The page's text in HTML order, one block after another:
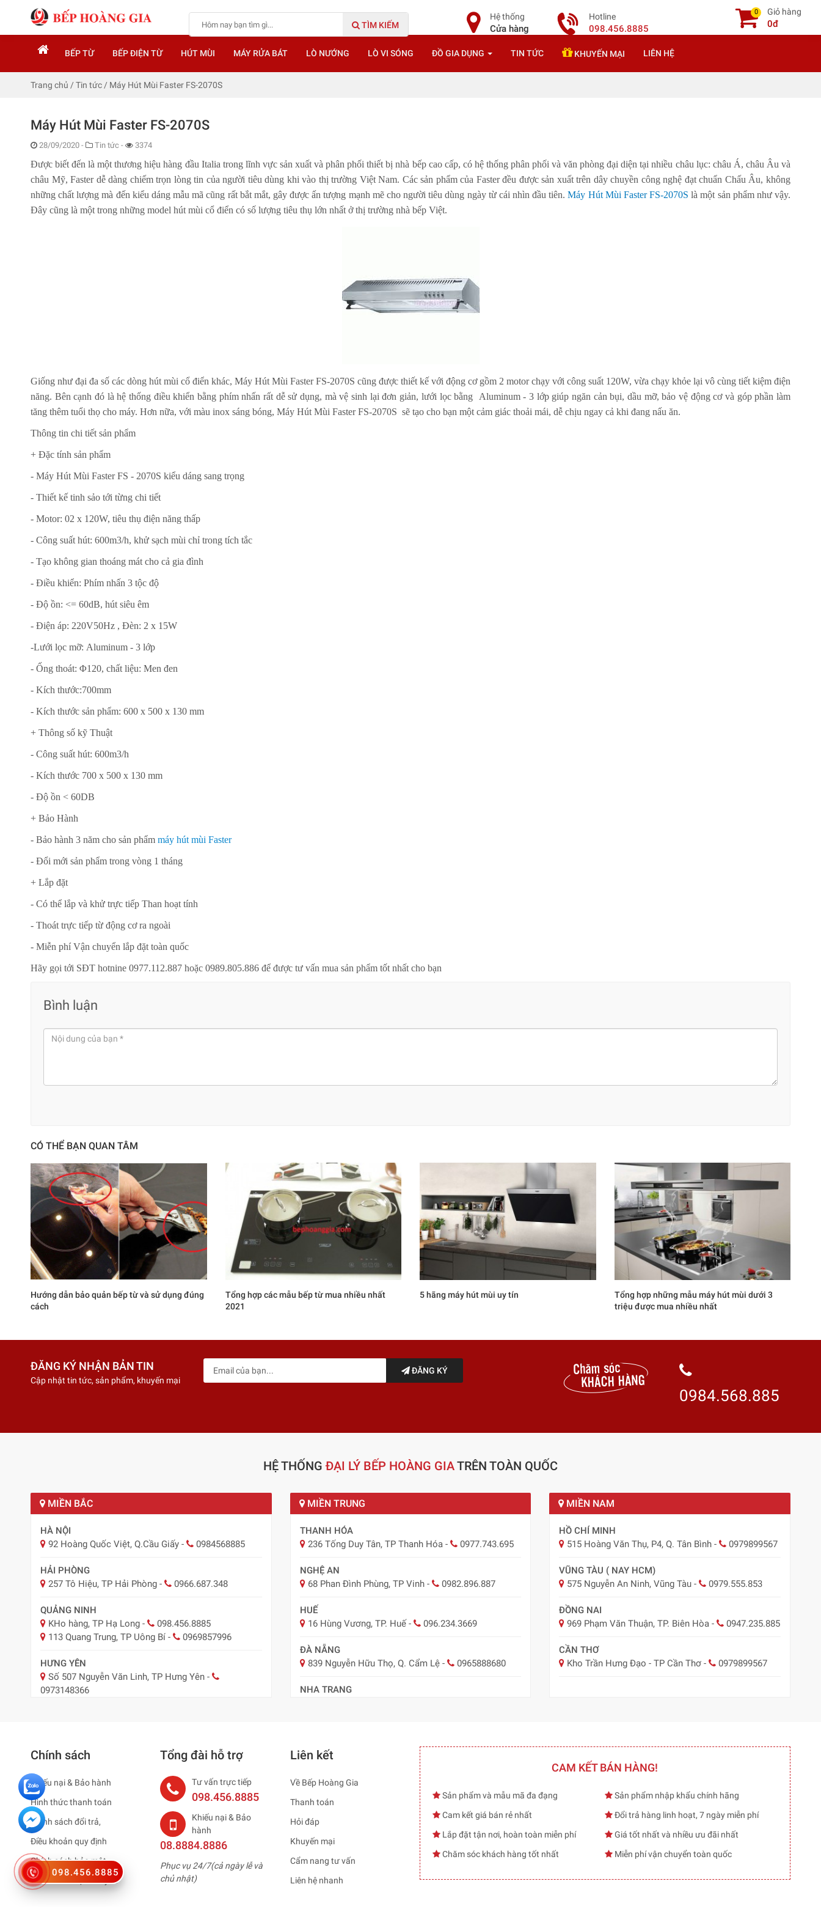
TÌM KIẾM
Hotline
098.456.8885
Hệ thống
Cửa hàng
0 Giỏ hàng
0đ
BẾP TỪ BẾP ĐIỆN TỪ HÚT MÙI MÁY RỬA BÁT LÒ NƯỚNG LÒ VI SÓNG ĐỒ GIA DỤNG TIN TỨC KHUYẾN MẠI LIÊN HỆ
Trang chủ /Tin tức / Máy Hút Mùi Faster FS-2070S
Máy Hút Mùi Faster FS-2070S
28/09/2020 - Tin tức - 3374
Được biết đến là một thương hiệu hàng đầu Italia trong lĩnh vực sản xuất và phân phối thiết bị nhà bếp cao cấp, có hệ thống phân phối và văn phòng đại diện tại nhiều châu lục: châu Á, châu Âu và
châu Mỹ, Faster dễ dàng chiếm trọn lòng tin của người tiêu dùng khi vào thị trường Việt Nam. Các sản phẩm của Faster đều được sản xuất trên dây chuyền công nghệ đạt chuẩn Chấu Âu, không
những chất lượng mà đến kiểu dáng mẫu mã cũng rất bắt mắt, gây được ấn tượng mạnh mẽ cho người tiêu dùng ngày từ cái nhìn đầu tiên. Máy Hút Mùi Faster FS-2070S là một sản phẩm như vậy.
Đây cũng là một trong những model hút mùi cổ điển có số lượng tiêu thụ lớn nhất ở thị trường nhà bếp Việt.
Giống như đại đa số các dòng hút mùi cổ điển khác, Máy Hút Mùi Faster FS-2070S cũng được thiết kế với động cơ gồm 2 motor chạy với công suất 120W, vừa chạy khỏe lại vô cùng tiết kiệm điện
năng. Bên cạnh đó là hệ thống điều khiển bằng phím nhấn rất dễ sử dụng, mà vệ sinh lại đơn giản, lưới lọc bằng Aluminum - 3 lớp giúp ngăn cản bụi, dầu mỡ, bảo vệ động cơ và góp phần làm
tăng thêm tuổi thọ cho máy. Hơn nữa, với màu inox sáng bóng, Máy Hút Mùi Faster FS-2070S sẽ tạo cho bạn một cảm giác thoải mái, dễ chịu ngay cả khi đang nấu ăn.
Thông tin chi tiết sản phẩm
+ Đặc tính sản phẩm
- Máy Hút Mùi Faster FS - 2070S kiểu dáng sang trọng
- Thiết kế tinh sảo tới từng chi tiết
- Motor: 02 x 120W, tiêu thụ điện năng thấp
- Công suất hút: 600m3/h, khử sạch mùi chỉ trong tích tắc
- Tạo không gian thoáng mát cho cả gia đình
- Điều khiển: Phím nhấn 3 tộc độ
- Độ ồn: <= 60dB, hút siêu êm
- Điện áp: 220V50Hz , Đèn: 2 x 15W
-Lưới lọc mỡ: Aluminum - 3 lớp
- Ống thoát: Φ120, chất liệu: Men đen
- Kích thước:700mm
- Kích thước sản phẩm: 600 x 500 x 130 mm
+ Thông số kỹ Thuật
- Công suất hút: 600m3/h
- Kích thước 700 x 500 x 130 mm
- Độ ồn < 60DB
+ Bảo Hành
- Bảo hành 3 năm cho sản phẩm máy hút mùi Faster
- Đổi mới sản phẩm trong vòng 1 tháng
+ Lắp đặt
- Có thể lắp và khử trực tiếp Than hoạt tính
- Thoát trực tiếp từ động cơ ra ngoài
- Miễn phí Vận chuyển lắp đặt toàn quốc
Hãy gọi tới SĐT hotnine 0977.112.887 hoặc 0989.805.886 để được tư vấn mua sản phẩm tốt nhất cho bạn
Bình luận
CÓ THỂ BẠN QUAN TÂM
Hướng dẫn bảo quản bếp từ và sử dụng đúng
cách
Tổng hợp các mẫu bếp từ mua nhiều nhất
2021
5 hãng máy hút mùi uy tín
Tổng hợp những mẫu máy hút mùi dưới 3
triệu được mua nhiều nhất
ĐĂNG KÝ NHẬN BẢN TIN
Cập nhật tin tức, sản phẩm, khuyến mại
ĐĂNG KÝ
0984.568.885
HỆ THỐNG ĐẠI LÝ BẾP HOÀNG GIATRÊN TOÀN QUỐC
MIỀN BẮC
HÀ NỘI
92 Hoàng Quốc Việt, Q.Cầu Giấy - 0984568885
HẢI PHÒNG
257 Tô Hiệu, TP Hải Phòng - 0966.687.348
QUẢNG NINH
KHo hàng, TP Hạ Long -
098.456.8885
113 Quang Trung, TP Uông Bí - 0969857996
HƯNG YÊN
Số 507 Nguyễn Văn Linh, TP Hưng Yên -
0973148366
NAM ĐỊNH
HẢI DƯƠNG ( NAY HẢI PHÒNG )
75 Thống Nhất, TP. Hải Dương-
HÀ NAM
95 Lê Công Thanh, TP Phủ Lý- 0979 795 483
THÁI BÌNH
Kho Hàng TP Thái Bình
MIỀN TRUNG
THANH HÓA
236 Tống Duy Tân, TP Thanh Hóa- 0977.743.695
NGHỆ AN
68 Phan Đình Phùng, TP Vinh- 0982.896.887
HUẾ
16 Hùng Vương, TP. Huế- 096.234.3669
ĐÀ NẴNG
839 Nguyễn Hữu Thọ, Q. Cẩm Lệ- 0965888680
NHA TRANG
MIỀN NAM
HỒ CHÍ MINH
515 Hoàng Văn Thụ, P4, Q. Tân Bình - 0979899567
VŨNG TÀU ( NAY HCM)
575 Nguyễn An Ninh, Vũng Tàu - 0979.555.853
ĐỒNG NAI
969 Phạm Văn Thuận, TP. Biên Hòa - 0947.235.885
CẦN THƠ
Kho Trần Hưng Đạo - TP Cần Thơ - 0979899567
Chính sách
Khiếu nại & Bảo hành
Hình thức thanh toán
Chính sách đổi trả,
Điều khoản quy định
Chính sách bảo mật
Chính sách vận chuyển
Tổng đài hỗ trợ
Tư vấn trực tiếp
098.456.8885
Khiếu nại & Bảo
hành
08.8884.8886
Phục vụ 24/7(cả ngày lễ và
chủ nhật)
Liên kết
Về Bếp Hoàng Gia
Thanh toán
Hỏi đáp
Khuyến mại
Cẩm nang tư vấn
Liên hệ nhanh
CAM KẾT BÁN HÀNG!
Sản phẩm và mẫu mã đa đạng
Sản phẩm nhập khẩu chính hãng
Cam kết giá bán rẻ nhất
Đổi trả hàng linh hoạt, 7 ngày miễn phí
Lắp đặt tận nơi, hoàn toàn miễn phí
Giá tốt nhất và nhiều ưu đãi nhất
Chăm sóc khách hàng tốt nhất
Miễn phí vận chuyển toàn quốc
098.456.8885